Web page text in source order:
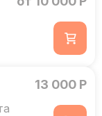
13 000 Р